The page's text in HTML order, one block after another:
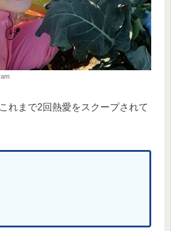
れまで2回熱愛をスクープされて